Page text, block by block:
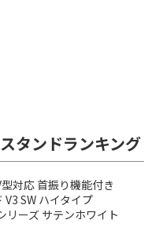
タンドランキング
対応 首振り機能付き
SW ハイタイプ
リーズ サテンホワイト